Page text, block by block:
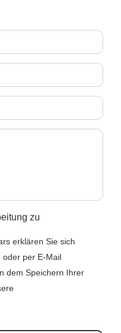
zu
erklären Sie sich
oder per E-Mail
dem Speichern Ihrer